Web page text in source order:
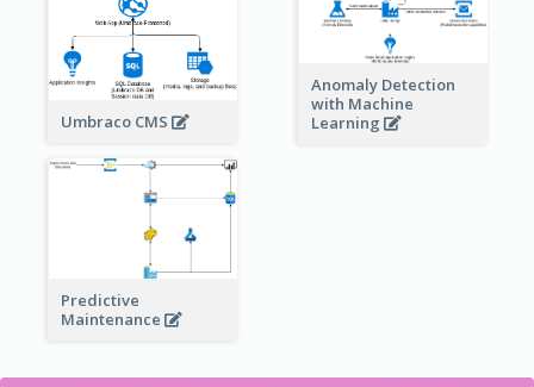
Umbraco CMS
Anomaly Detection
with Machine
Learning
Predictive
Maintenance